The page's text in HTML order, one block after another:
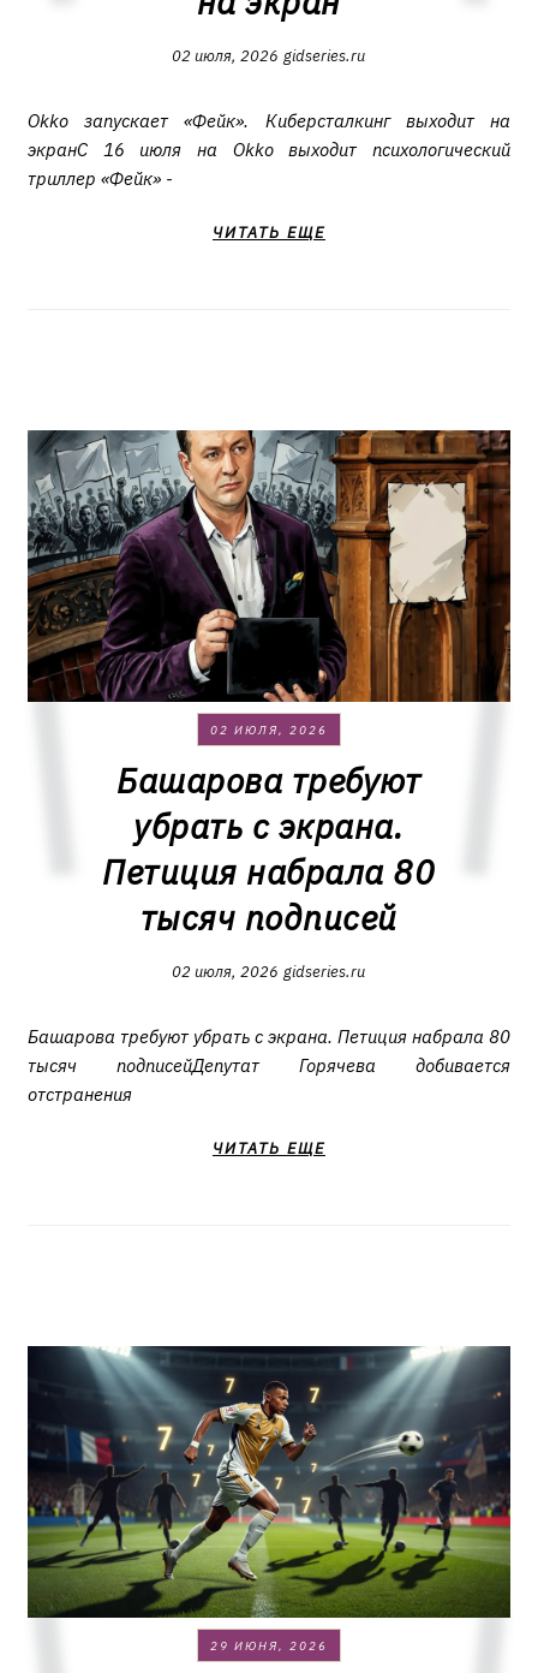
02 июля, 2026 gidseries.ru
Okko запускает «Фейк». Киберсталкинг выходит на
экранС 16 июля на Okko выходит психологический
триллер «Фейк» -
ЧИТАТЬ ЕЩЕ
02 ИЮЛЯ, 2026
Башарова требуют
убрать с экрана.
Петиция набрала 80
тысяч подписей
02 июля, 2026 gidseries.ru
Башарова требуют убрать с экрана. Петиция набрала 80
тысяч подписейДепутат Горячева добивается
отстранения
ЧИТАТЬ ЕЩЕ
29 ИЮНЯ, 2026